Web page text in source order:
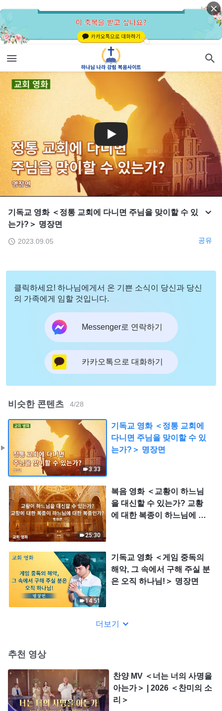
기독교 영화 ＜정통 교회에 다니면 주님을 맞이할 수 있
는가?＞ 명장면
2023.09.05 공유
클릭하세요! 하나님에게서 온 기쁜 소식이 당신과 당신
의 가족에게 임할 것입니다.
Messenger로 연락하기
카카오톡으로 대화하기
비슷한 콘텐츠 4/28
3:33
기독교 영화 ＜정통 교회에
다니면 주님을 맞이할 수 있
는가?＞ 명장면
25:30
복음 영화 ＜교황이 하느님
을 대신할 수 있는가? 교황
에 대한 복종이 하느님에 대
14:51
기독교 영화 ＜게임 중독의
해악, 그 속에서 구해 주실 분
은 오직 하나님!＞ 명장면
더보기
추천 영상
찬양 MV ＜너는 너의 사명을
아는가＞ | 2026 ＜찬미의 소
리＞